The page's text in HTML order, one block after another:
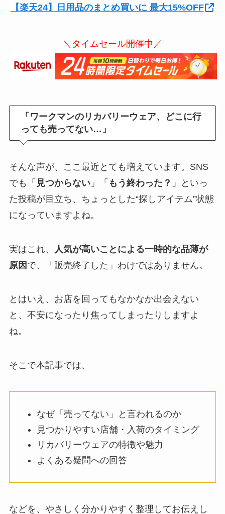
【楽天24】日用品のまとめ買いに 最大15%OFF
＼タイムセール開催中／
「ワークマンのリカバリーウェア、どこに行
っても売ってない…」
そんな声が、ここ最近とても増えています。SNS
でも「 見つからない」「 もう終わった？ 」といっ
た投稿が目立ち、ちょっとした“探しアイテム”状態
になっていますよね。
実はこれ、
人気が高いことによる一時的な品薄が
原因 で、「販売終了した」わけではありません。
とはいえ、お店を回ってもなかなか出会えない
と、不安になったり焦ってしまったりしますよ
ね。
そこで本記事では、
なぜ「売ってない」と言われるのか
見つかりやすい店舗・入荷のタイミング
リカバリーウェアの特徴や魅力
よくある疑問への回答
などを、やさしく分かりやすく整理してお伝えし